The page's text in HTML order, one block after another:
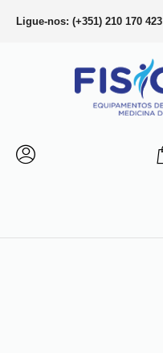
Ligue-nos: (+351) 210 170 423